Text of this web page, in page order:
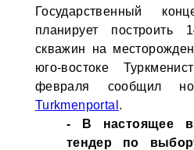
Государственный
планирует построить
скважин на
юго-востоке
февраля сообщил
Turkmenportal .
- В настоящее
тендер по